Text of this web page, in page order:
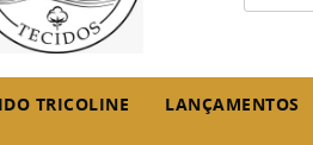
TRICOLINE LANÇAMENTOS